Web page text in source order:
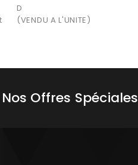
D
(VENDU A L'UNITE)
Offres Spéciales